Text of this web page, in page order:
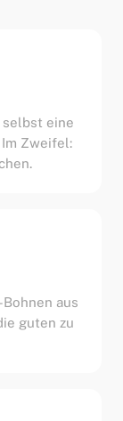
eine
Zweifel:
aus
guten zu